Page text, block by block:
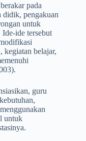
pada
didik, pengakuan
untuk
Ide-ide tersebut
kegiatan belajar,
guru
untuk